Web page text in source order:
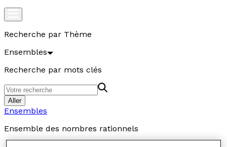
Recherche par Thème
Ensembles
Recherche par mots clés
Aller
Ensembles
Ensemble des nombres rationnels